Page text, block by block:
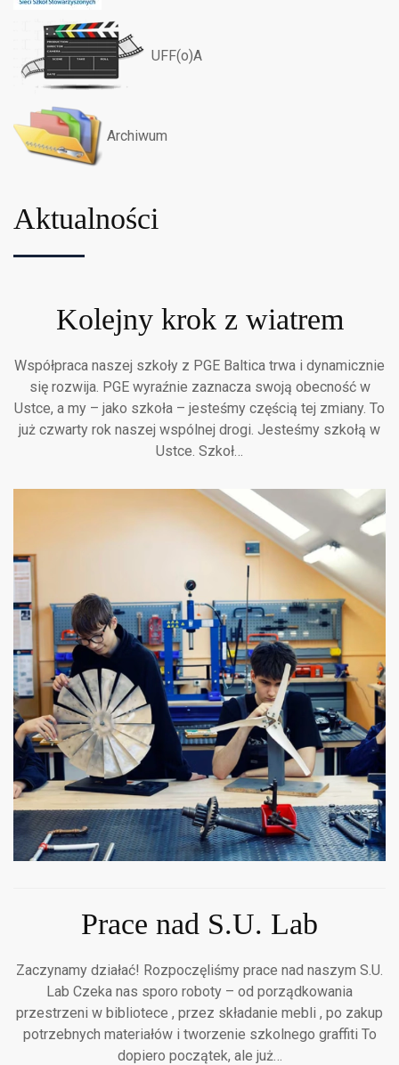
UFF(o)A
Archiwum
Aktualności
Kolejny krok z wiatrem
Współpraca naszej szkoły z PGE Baltica trwa i dynamicznie
się rozwija. PGE wyraźnie zaznacza swoją obecność w
Ustce, a my – jako szkoła – jesteśmy częścią tej zmiany. To
już czwarty rok naszej wspólnej drogi. Jesteśmy szkołą w
Ustce. Szkoł…
Prace nad S.U. Lab
Zaczynamy działać! Rozpoczęliśmy prace nad naszym S.U.
Lab Czeka nas sporo roboty – od porządkowania
przestrzeni w bibliotece , przez składanie mebli , po zakup
potrzebnych materiałów i tworzenie szkolnego graffiti To
dopiero początek, ale już…